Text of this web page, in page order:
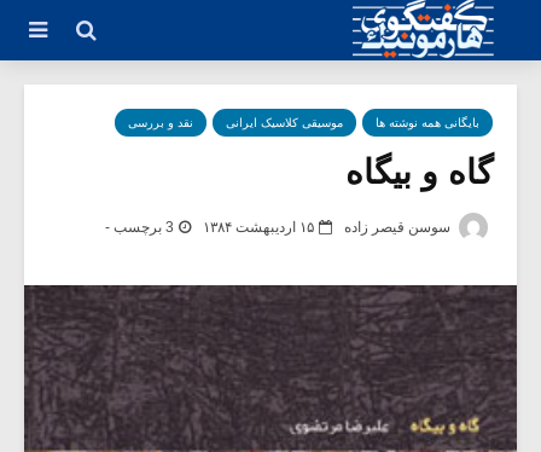
بایگانی همه نوشته ها موسیقی کلاسیک ایرانی نقد و بررسی
گاه و بیگاه
سوسن قیصر زاده ۱۵ اردیبهشت ۱۳۸۴ 3 برچسب -